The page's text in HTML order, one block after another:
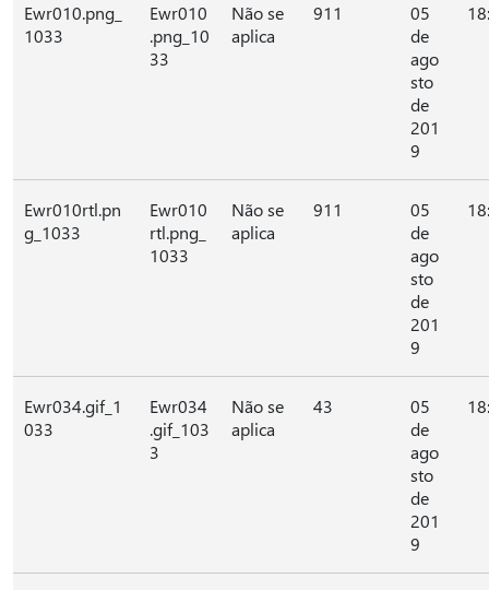
Ewr010.png_
1033
Ewr010
.png_10
33
Não se
aplica
911
05
de
ago
sto
de
201
9
Ewr010rtl.pn
g_1033
Ewr010
rtl.png_
1033
Não se
aplica
911
05
de
ago
sto
de
201
9
Ewr034.gif_1
033
Ewr034
.gif_103
3
Não se
aplica
43
05
de
ago
sto
de
201
9